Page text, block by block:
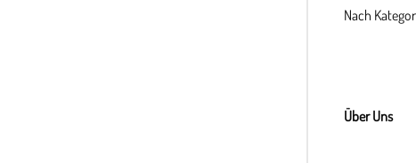
Nach
Über Uns